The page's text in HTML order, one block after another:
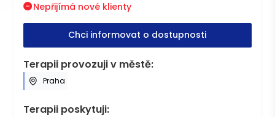
Nepřijímá nové klienty
Chci informovat o dostupnosti
Terapii provozuji v městě:
Praha
Terapii poskytuji: